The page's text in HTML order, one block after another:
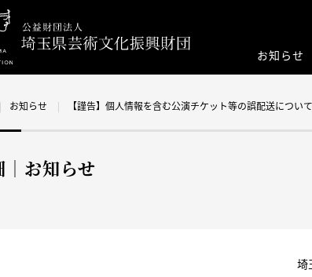
お知らせ
お知らせ 【謹告】個人情報を含む公演チケット等の誤配送について
｜お知らせ
埼